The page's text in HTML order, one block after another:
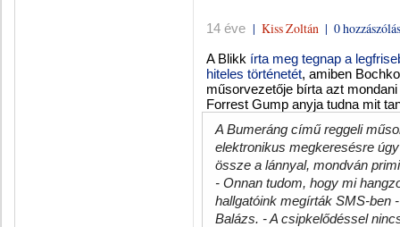
14 éve | Kiss Zoltán | 0 hozzászólás
A Blikk írta meg tegnap a
hiteles történetét, amiben
műsorvezetője bírta azt
Forrest Gump anyja tudna mit
A Bumeráng című reggeli
elektronikus megkeresésre
össze a lánnyal, mondván
- Onnan tudom, hogy mi
hallgatóink megírták SMS-ben
Balázs. - A csipkelődéssel